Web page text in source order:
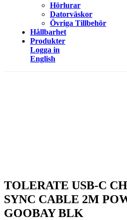
Hörlurar
Datorväskor
Övriga Tillbehör
Hållbarhet
Produkter
Logga in
English
TOLERATE USB-C
SYNC CABLE 2M
GOOBAY BLK